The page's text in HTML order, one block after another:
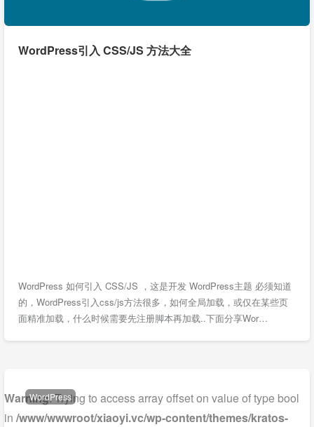
WordPress引入 CSS/JS 方法大全
WordPress 如何引入 CSS/JS ，这是开发 WordPress主题 必须知道
的，WordPress引入css/js方法很多，如何全局加载，或仅在某些页
面精准加载，什么时候需要先注册脚本再加载..下面分享Wor…
WordPress
Warning: Trying to access array offset on value of type bool
in /www/wwwroot/xiaoyi.vc/wp-content/themes/kratos-